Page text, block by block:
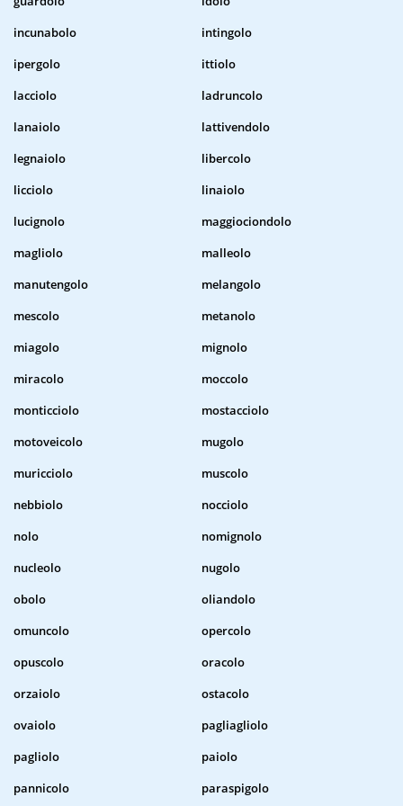
incunabolo
intingolo
ipergolo
ittiolo
lacciolo
ladruncolo
lanaiolo
lattivendolo
legnaiolo
libercolo
licciolo
linaiolo
lucignolo
maggiociondolo
magliolo
malleolo
manutengolo
melangolo
mescolo
metanolo
miagolo
mignolo
miracolo
moccolo
monticciolo
mostacciolo
motoveicolo
mugolo
muricciolo
muscolo
nebbiolo
nocciolo
nolo
nomignolo
nucleolo
nugolo
obolo
oliandolo
omuncolo
opercolo
opuscolo
oracolo
orzaiolo
ostacolo
ovaiolo
pagliagliolo
pagliolo
paiolo
pannicolo
paraspigolo